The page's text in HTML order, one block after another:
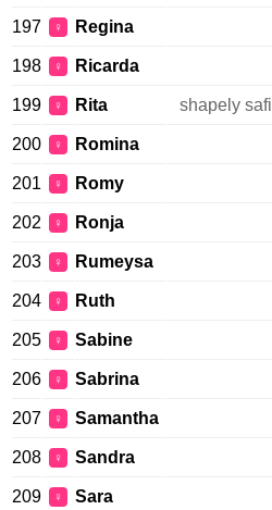
197 ♀ Regina
198 ♀ Ricarda
199 ♀ Rita shapely safi
200 ♀ Romina
201 ♀ Romy
202 ♀ Ronja
203 ♀ Rumeysa
204 ♀ Ruth
205 ♀ Sabine
206 ♀ Sabrina
207 ♀ Samantha
208 ♀ Sandra
209 ♀ Sara